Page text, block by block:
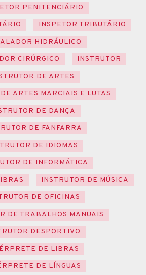
PENITENCIÁRIO
INSPETOR TRIBUTÁRIO
HIDRÁULICO
CIRÚRGICO
INSTRUTOR
DE ARTES
ARTES MARCIAIS E LUTAS
DE DANÇA
DE FANFARRA
DE IDIOMAS
DE INFORMÁTICA
INSTRUTOR DE MÚSICA
DE OFICINAS
DE TRABALHOS MANUAIS
DESPORTIVO
DE LIBRAS
DE LÍNGUAS